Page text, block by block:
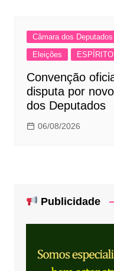
Câmara dos Deputados
Eleições
Convenção
disputa por
dos Deputados
06/08/2026
Publicidade